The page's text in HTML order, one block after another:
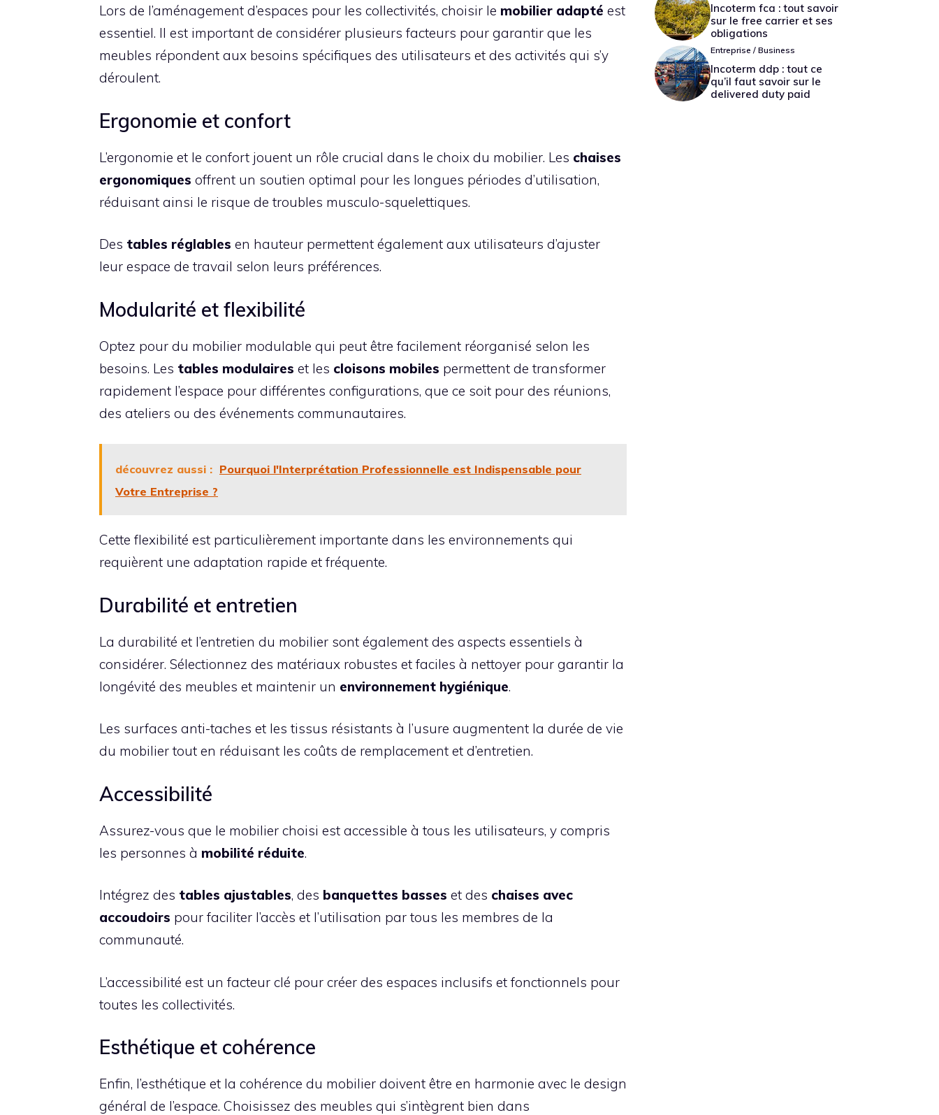
Lors de l’aménagement d’espaces pour les collectivités, choisir le mobilier adapté est
essentiel. Il est important de considérer plusieurs facteurs pour garantir que les
meubles répondent aux besoins spécifiques des utilisateurs et des activités qui s’y
déroulent.
Ergonomie et confort
L’ergonomie et le confort jouent un rôle crucial dans le choix du mobilier. Les chaises
ergonomiques offrent un soutien optimal pour les longues périodes d’utilisation,
réduisant ainsi le risque de troubles musculo-squelettiques.
Des tables réglables en hauteur permettent également aux utilisateurs d’ajuster
leur espace de travail selon leurs préférences.
Modularité et flexibilité
Optez pour du mobilier modulable qui peut être facilement réorganisé selon les
besoins. Les tables modulaires et les cloisons mobiles permettent de transformer
rapidement l’espace pour différentes configurations, que ce soit pour des réunions,
des ateliers ou des événements communautaires.
découvrez aussi : Pourquoi l'Interprétation Professionnelle est Indispensable pour
Votre Entreprise ?
Cette flexibilité est particulièrement importante dans les environnements qui
requièrent une adaptation rapide et fréquente.
Durabilité et entretien
La durabilité et l’entretien du mobilier sont également des aspects essentiels à
considérer. Sélectionnez des matériaux robustes et faciles à nettoyer pour garantir la
longévité des meubles et maintenir un environnement hygiénique.
Les surfaces anti-taches et les tissus résistants à l’usure augmentent la durée de vie
du mobilier tout en réduisant les coûts de remplacement et d’entretien.
Accessibilité
Assurez-vous que le mobilier choisi est accessible à tous les utilisateurs, y compris
les personnes à mobilité réduite.
Intégrez des tables ajustables, des banquettes basses et des chaises avec
accoudoirs pour faciliter l’accès et l’utilisation par tous les membres de la
communauté.
L’accessibilité est un facteur clé pour créer des espaces inclusifs et fonctionnels pour
toutes les collectivités.
Esthétique et cohérence
Enfin, l’esthétique et la cohérence du mobilier doivent être en harmonie avec le design
général de l’espace. Choisissez des meubles qui s’intègrent bien dans
Incoterm fca : tout savoir
sur le free carrier et ses
obligations
Entreprise / Business
Incoterm ddp : tout ce
qu’il faut savoir sur le
delivered duty paid